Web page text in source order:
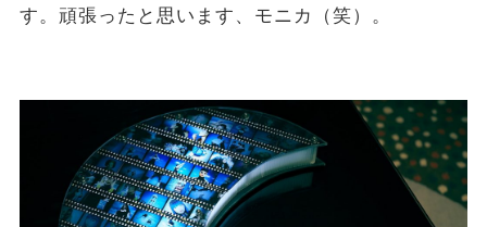
す。頑張ったと思います、モニカ（笑）。